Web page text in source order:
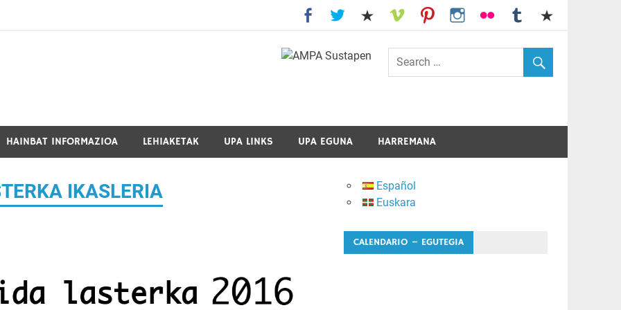
HAINBAT INFORMAZIOA LEHIAKETAK UPA LINKS UPA EGUNA HARREMANA
IKASLERIA
Español
Euskara
CALENDARIO – EGUTEGIA